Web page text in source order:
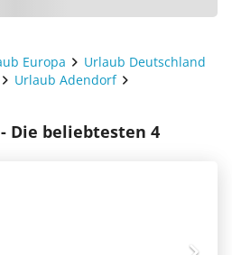
Europa
Urlaub Deutschland
Urlaub Adendorf
Die beliebtesten 4